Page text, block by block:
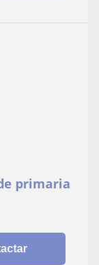
primaria